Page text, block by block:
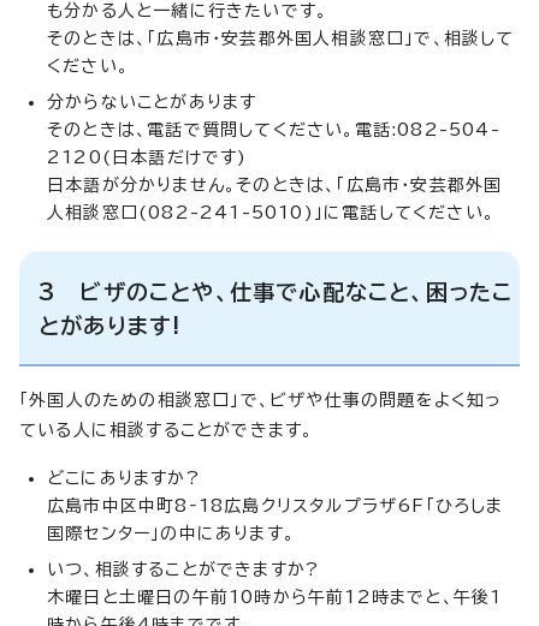
も分かる人と一緒に行きたいです。
そのときは、「広島市・安芸郡外国人相談窓口」で、相談して
ください。
分からないことがあります
そのときは、電話で質問してください。電話:082-504-
2120(日本語だけです)
日本語が分かりません。そのときは、「広島市・安芸郡外国
人相談窓口(082-241-5010)」に電話してください。
3 ビザのことや、仕事で心配なこと、困ったこ
とがあります!
「外国人のための相談窓口」で、ビザや仕事の問題をよく知っ
ている人に相談することができます。
どこにありますか?
広島市中区中町8‐18広島クリスタルプラザ6F「ひろしま
国際センター」の中にあります。
いつ、相談することができますか?
木曜日と土曜日の午前10時から午前12時までと、午後1